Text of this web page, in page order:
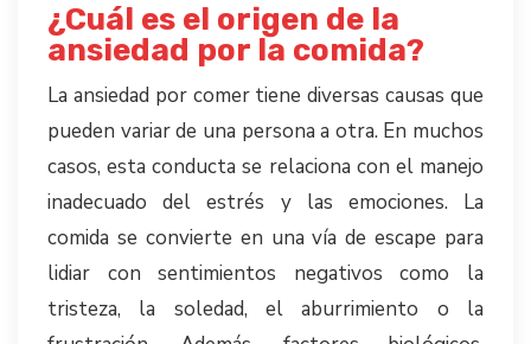
¿Cuál es el origen de la
ansiedad por la comida?
La ansiedad por comer tiene diversas causas que
pueden variar de una persona a otra. En muchos
casos, esta conducta se relaciona con el manejo
inadecuado del estrés y las emociones. La
comida se convierte en una vía de escape para
lidiar con sentimientos negativos como la
tristeza, la soledad, el aburrimiento o la